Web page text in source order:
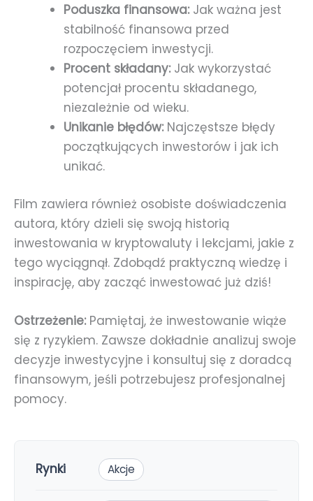
Poduszka finansowa:Jak ważna jest
stabilność finansowa przed
rozpoczęciem inwestycji.
Procent składany:Jak wykorzystać
potencjał procentu składanego,
niezależnie od wieku.
Unikanie błędów:Najczęstsze błędy
początkujących inwestorów i jak ich
unikać.
Film zawiera również osobiste doświadczenia
autora, który dzieli się swoją historią
inwestowania w kryptowaluty i lekcjami, jakie z
tego wyciągnął. Zdobądź praktyczną wiedzę i
inspirację, aby zacząć inwestować już dziś!
Ostrzeżenie:Pamiętaj, że inwestowanie wiąże
się z ryzykiem. Zawsze dokładnie analizuj swoje
decyzje inwestycyjne i konsultuj się z doradcą
finansowym, jeśli potrzebujesz profesjonalnej
pomocy.
Rynki Akcje